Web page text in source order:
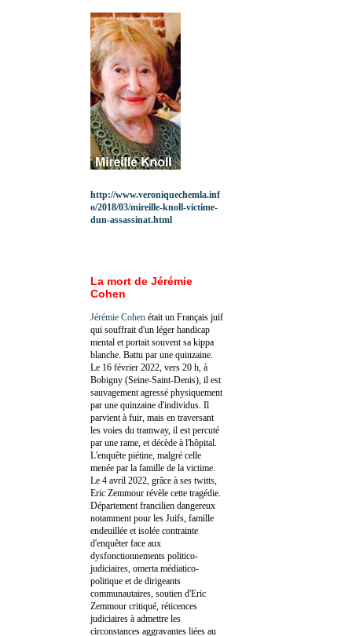
http://www.veroniquechemla.inf
o/2018/03/mireille-knoll-victime-
dun-assassinat.html
La mort de Jérémie
Cohen
Jérémie Cohen était un Français juif
qui souffrait d'un léger handicap
mental et portait souvent sa kippa
blanche. Battu par une quinzaine.
Le 16 février 2022, vers 20 h, à
Bobigny (Seine-Saint-Denis), il est
sauvagement agressé physiquement
par une quinzaine d'individus. Il
parvient à fuir, mais en traversant
les voies du tramway, il est percuté
par une rame, et décède à l'hôpital.
L'enquête piétine, malgré celle
menée par la famille de la victime.
Le 4 avril 2022, grâce à ses twitts,
Eric Zemmour révèle cette tragédie.
Département francilien dangereux
notamment pour les Juifs, famille
endeuillée et isolée contrainte
d'enquêter face aux
dysfonctionnements politico-
judiciaires, omerta médiatico-
politique et de dirigeants
communautaires, soutien d'Eric
Zemmour critiqué, réticences
judiciaires à admettre les
circonstances aggravantes liées au